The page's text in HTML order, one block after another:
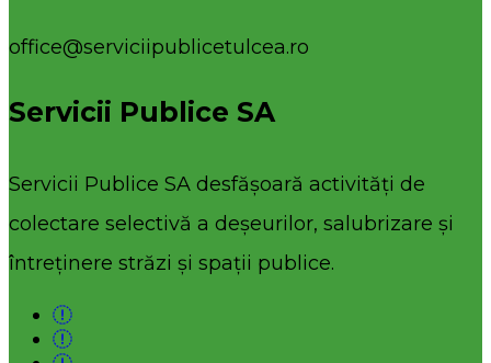
office@serviciipublicetulcea.ro
Servicii Publice SA
Servicii Publice SA desfășoară activități de
colectare selectivă a deșeurilor, salubrizare și
întreținere străzi și spații publice.